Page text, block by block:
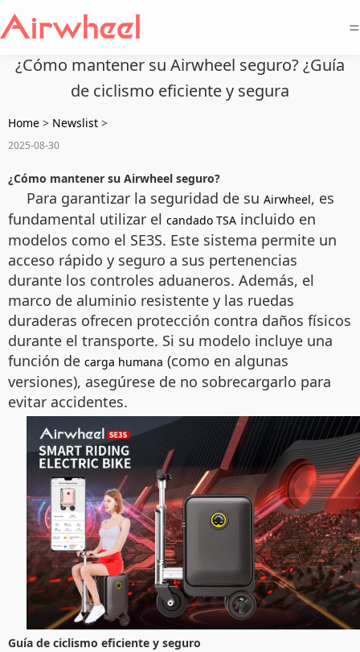
=
¿Cómo mantener su Airwheel seguro? ¿Guía
de ciclismo eficiente y segura
Home > Newslist >
2025-08-30
¿Cómo mantener su Airwheel seguro?
Para garantizar la seguridad de su Airwheel, es
fundamental utilizar el candado TSA incluido en
modelos como el SE3S. Este sistema permite un
acceso rápido y seguro a sus pertenencias
durante los controles aduaneros. Además, el
marco de aluminio resistente y las ruedas
duraderas ofrecen protección contra daños físicos
durante el transporte. Si su modelo incluye una
función de carga humana (como en algunas
versiones), asegúrese de no sobrecargarlo para
evitar accidentes.
Guía de ciclismo eficiente y seguro